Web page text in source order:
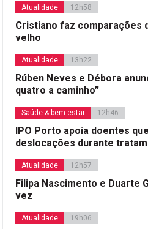
Atualidade 12h58
Cristiano faz comparações
velho
Atualidade 13h22
Rúben Neves e Débora
quatro a caminho”
Saúde & bem-estar 12h46
IPO Porto apoia doentes
deslocações durante
Atualidade 12h57
Filipa Nascimento e Duarte
vez
Atualidade 19h06